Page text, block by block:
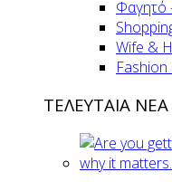
Φαγητό
Wife &
ΤΕΛΕΥΤΑΙΑ ΝΕΑ